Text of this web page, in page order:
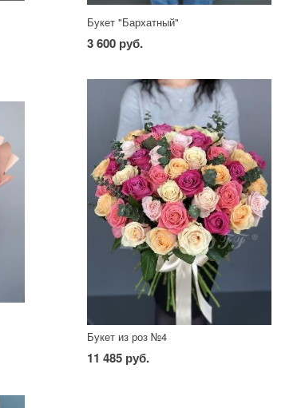
Букет "Бархатный"
3 600 руб.
Букет из роз №4
11 485 руб.